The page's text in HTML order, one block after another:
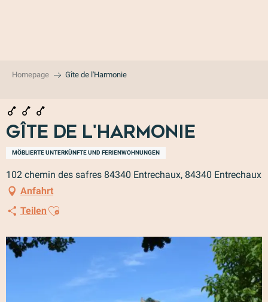
Homepage Gîte de l'Harmonie
Gîte de l'Harmonie
MÖBLIERTE UNTERKÜNFTE UND FERIENWOHNUNGEN
102 chemin des safres 84340 Entrechaux, 84340 Entrechaux
Anfahrt
Teilen Ajouter aux favoris